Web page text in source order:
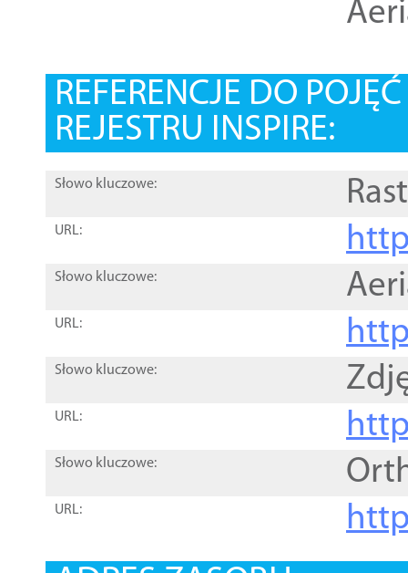
REFERENCJE DO
REJESTRU INSPIRE:
Słowo kluczowe:
URL:
Słowo kluczowe:
URL:
Słowo kluczowe:
URL:
Słowo kluczowe:
URL: